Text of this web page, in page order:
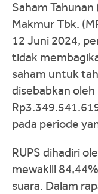
Saham Tahunan
Makmur Tbk.
12 Juni 2024,
tidak
saham untuk
disebabkan
pada periode
RUPS dihadiri
mewakili
suara. Dalam